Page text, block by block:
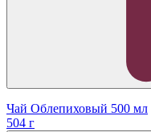
Чай Облепиховый 500 мл
504 г